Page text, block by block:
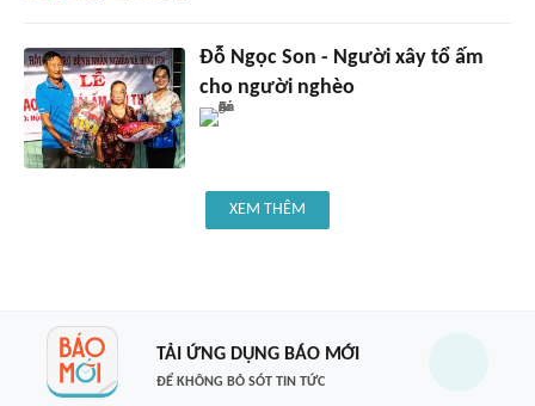
Đỗ Ngọc Son - Người xây tổ ấm
cho người nghèo
XEM THÊM
TẢI ỨNG DỤNG BÁO MỚI
ĐỂ KHÔNG BỎ SÓT TIN TỨC